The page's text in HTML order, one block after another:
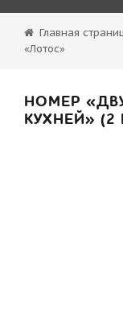
Главная
«Лотос»
НОМЕР
КУХНЕЙ» (2